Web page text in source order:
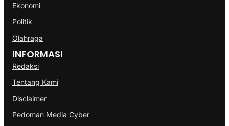
Ekonomi
Politik
Olahraga
INFORMASI
Redaksi
Tentang Kami
Disclaimer
Pedoman Media Cyber